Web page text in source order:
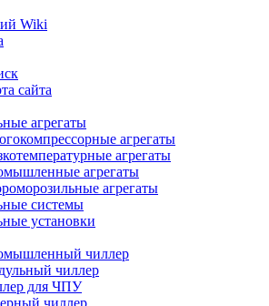
Wiki
сайта
агрегаты
агрегаты
агрегаты
агрегаты
агрегаты
системы
установки
чиллер
чиллер
для ЧПУ
чиллер